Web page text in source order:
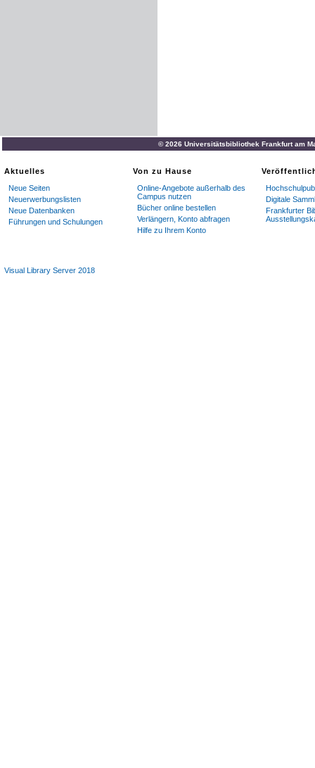
© 2026 Universitätsbibliothek Frankfurt am
Aktuelles
Neue Seiten
Neuerwerbungslisten
Neue Datenbanken
Führungen und Schulungen
Von zu Hause
Online-Angebote außerhalb des
Campus nutzen
Bücher online bestellen
Verlängern, Konto abfragen
Hilfe zu Ihrem Konto
Digitale
Frankfurter
Visual Library Server 2018